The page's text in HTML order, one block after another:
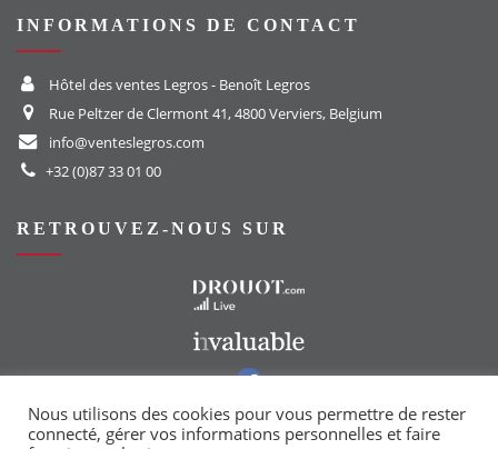
INFORMATIONS DE CONTACT
Hôtel des ventes Legros - Benoît Legros
Rue Peltzer de Clermont 41, 4800 Verviers, Belgium
info@venteslegros.com
+32 (0)87 33 01 00
RETROUVEZ-NOUS SUR
Vers notre groupe Facebook
Nous utilisons des cookies pour vous permettre de rester
connecté, gérer vos informations personnelles et faire